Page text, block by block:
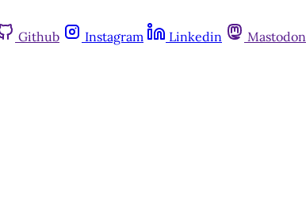
Github Instagram Linkedin Mastodon